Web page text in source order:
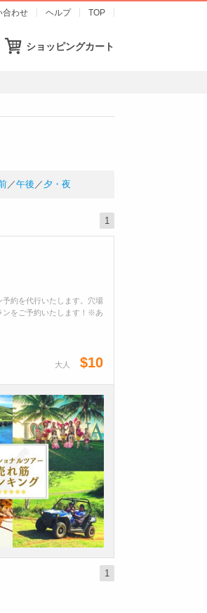
合わせ ヘルプ TOP
ショッピングカート
／午後 ／ 夕・夜
1
約を代行いたします。穴場
ンをご予約いたします！※あ
大人 $10
1